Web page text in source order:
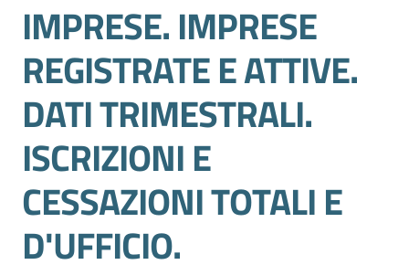
Statistica
Promozione
e
Innovazione
IMPRESE. IMPRESE
REGISTRATE E ATTIVE.
DATI TRIMESTRALI.
ISCRIZIONI E
CESSAZIONI TOTALI E
D'UFFICIO.